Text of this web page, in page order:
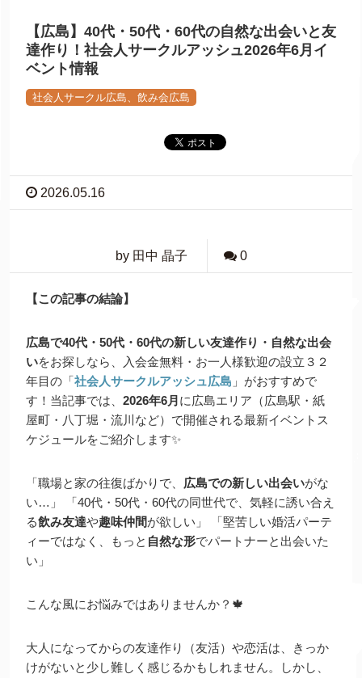
【広島】40代・50代・60代の自然な出会いと友
達作り！社会人サークルアッシュ2026年6月イ
ベント情報
社会人サークル広島、飲み会広島
2026.05.16
by 田中 晶子 0
【この記事の結論】
広島で40代・50代・60代の新しい友達作り・自然な出会
いをお探しなら、入会金無料・お一人様歓迎の設立３２
年目の「社会人サークルアッシュ広島 」がおすすめで
す！当記事では、 2026年6月 に広島エリア（広島駅・紙
屋町・八丁堀・流川など）で開催される最新イベントス
ケジュールをご紹介します✨
「職場と家の往復ばかりで、 広島での新しい出会いがな
い…」 「40代・50代・60代の同世代で、気軽に誘い合え
る飲み友達や趣味仲間が欲しい」 「堅苦しい婚活パーテ
ィーではなく、もっと 自然な形でパートナーと出会いた
い」
こんな風にお悩みではありませんか？🍁
大人になってからの友達作り（友活）や恋活は、きっか
けがないと少し難しく感じるかもしれません。しかし、